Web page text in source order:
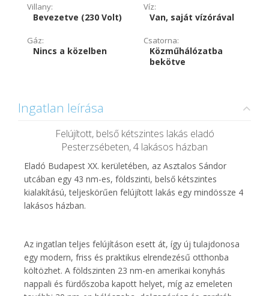
Villany:
Bevezetve (230 Volt)
Víz:
Van, saját vízórával
Gáz:
Nincs a közelben
Csatorna:
Közműhálózatba
bekötve
Ingatlan leírása
Felújított, belső kétszintes lakás eladó
Pesterzsébeten, 4 lakásos házban
Eladó Budapest XX. kerületében, az Asztalos Sándor
utcában egy 43 nm-es, földszinti, belső kétszintes
kialakítású, teljeskörűen felújított lakás egy mindössze 4
lakásos házban.
Az ingatlan teljes felújításon esett át, így új tulajdonosa
egy modern, friss és praktikus elrendezésű otthonba
költözhet. A földszinten 23 nm-en amerikai konyhás
nappali és fürdőszoba kapott helyet, míg az emeleten